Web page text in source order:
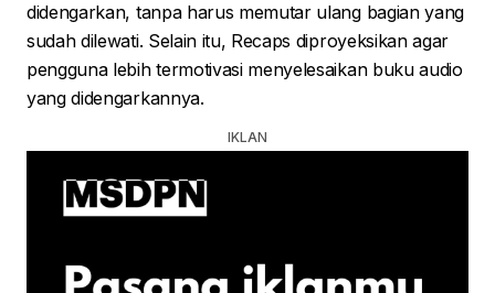
didengarkan, tanpa harus memutar ulang bagian yang
sudah dilewati. Selain itu, Recaps diproyeksikan agar
pengguna lebih termotivasi menyelesaikan buku audio
yang didengarkannya.